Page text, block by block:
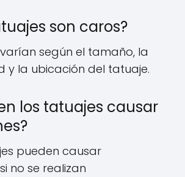
son caros?
según el tamaño, la
y la ubicación del tatuaje.
los tatuajes causar
pueden causar
no se realizan